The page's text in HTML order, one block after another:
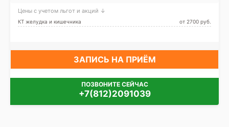
Александра Невского,
Площадь Восстания,
Цены с учетом льгот и акций ↓
КТ желудка и кишечника от 2700 pуб.
ЗАПИСЬ НА ПРИЁМ
ПОЗВОНИТЕ СЕЙЧАС
+7(812)2091039